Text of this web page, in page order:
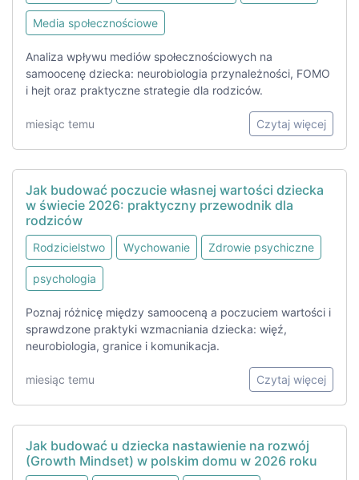
Media społecznościowe
Analiza wpływu mediów społecznościowych na
samoocenę dziecka: neurobiologia przynależności, FOMO
i hejt oraz praktyczne strategie dla rodziców.
miesiąc temu Czytaj więcej
Jak budować poczucie własnej wartości dziecka
w świecie 2026: praktyczny przewodnik dla
rodziców
Rodzicielstwo Wychowanie Zdrowie psychiczne
psychologia
Poznaj różnicę między samooceną a poczuciem wartości i
sprawdzone praktyki wzmacniania dziecka: więź,
neurobiologia, granice i komunikacja.
miesiąc temu Czytaj więcej
Jak budować u dziecka nastawienie na rozwój
(Growth Mindset) w polskim domu w 2026 roku